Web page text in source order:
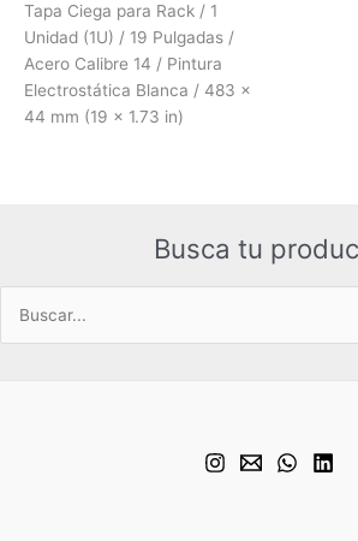
Tapa Ciega para Rack / 1
Unidad (1U) / 19 Pulgadas /
Acero Calibre 14 / Pintura
Electrostática Blanca / 483 x
44 mm (19 x 1.73 in)
Busca tu
Buscar
por: